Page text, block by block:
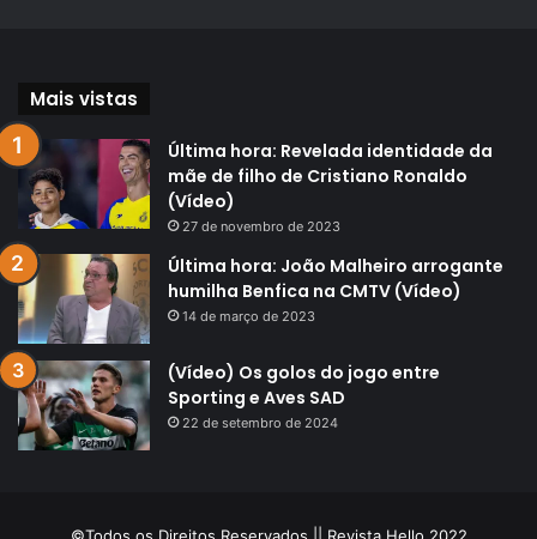
Mais vistas
Última hora: Revelada identidade da
mãe de filho de Cristiano Ronaldo
(Vídeo)
27 de novembro de 2023
Última hora: João Malheiro arrogante
humilha Benfica na CMTV (Vídeo)
14 de março de 2023
(Vídeo) Os golos do jogo entre
Sporting e Aves SAD
22 de setembro de 2024